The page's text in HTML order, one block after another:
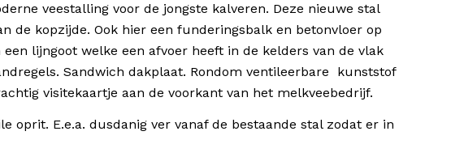
veestalling voor de jongste kalveren. Deze nieuwe stal
de kopzijde. Ook hier een funderingsbalk en betonvloer op
lijngoot welke een afvoer heeft in de kelders van de vlak
Sandwich dakplaat. Rondom ventileerbare kunststof
visitekaartje aan de voorkant van het melkveebedrijf.
oprit. E.e.a. dusdanig ver vanaf de bestaande stal zodat er in